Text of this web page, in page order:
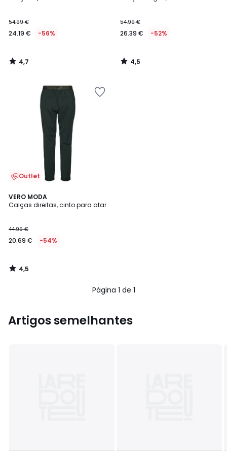
54.99 €
24.19 € -56%
4,7
/
54.99 €
26.39 € -52%
4,5
/
Outlet
VERO MODA
Calças direitas, cinto para atar
44.99 €
20.69 € -54%
4,5
/ 5
4,5
/
Página 1 de 1
Artigos semelhantes